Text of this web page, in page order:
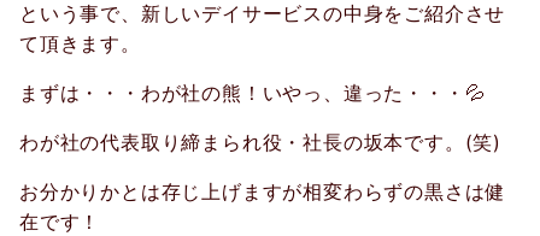
という事で、新しいデイサービスの中身をご紹介させ
て頂きます。
まずは・・・わが社の熊！いやっ、違った・・・ 💦
わが社の代表取り締まられ役・社長の坂本です。 (笑)
お分かりかとは存じ上げますが相変わらずの黒さは健
在です！